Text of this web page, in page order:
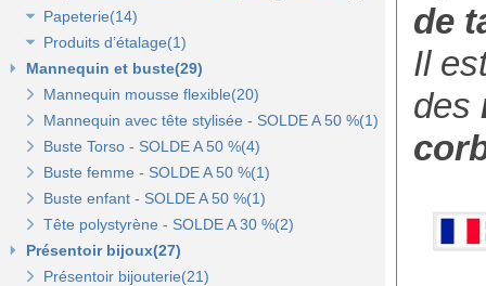
Pistolet Fasbanok et Pistolet V'Tool(14)
Liens manuels anti-vol et biodégradables(5)
Pinces crevettes(2)
Etiquettes à trou(0)
Etiquettes à fil(6)
Etiquettes de prix autocollantes(11)
Etiquettes cadeaux autocollantes(11)
Etiquettes soldes et promo autocollantes(12)
Etiquettes soldes, remises et promo(9)
Etiquettes pour commerce et cartes cadeaux(15)
Porte-prix(14)
Porte-étiquette à pince et à clipser(7)
Etiquettes adhésives pour étiqueteuse(2)
Étiqueteuses et rouleaux encreurs(2)
Papeterie(14)
Agrafeuse et agrafes(1)
Cartes cadeaux(2)
Scotch, stylo, post-it(11)
Produits d’étalage(1)
Epingles(1)
Fil nylon(0)
Mannequin et buste(29)
Mannequin mousse flexible(20)
Mannequin avec tête stylisée - SOLDE A 50 %(1)
Buste Torso - SOLDE A 50 %(4)
Buste femme - SOLDE A 50 %(1)
Buste enfant - SOLDE A 50 %(1)
Tête polystyrène - SOLDE A 30 %(2)
Présentoir bijoux(27)
Présentoir bijouterie(21)
de
Il
des